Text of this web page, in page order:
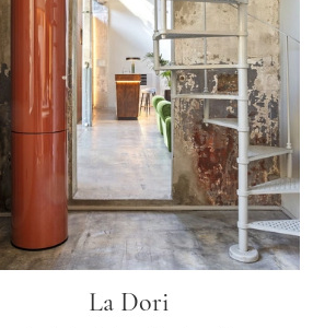
La Dori